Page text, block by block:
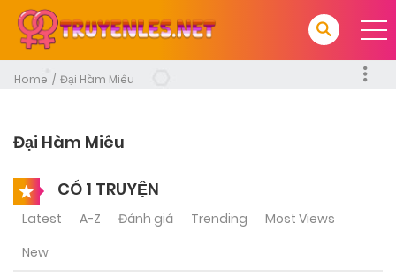
Home Đại Hàm Miêu
Đại Hàm Miêu
CÓ 1 TRUYỆN
Latest A-Z Đánh giá Trending
Most Views
New